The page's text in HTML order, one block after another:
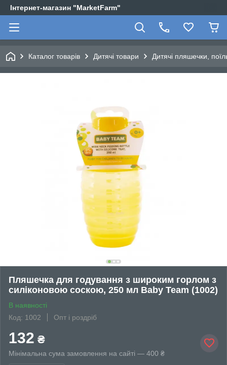
Інтернет-магазин "MarketFarm"
Каталог товарів Дитячі товари Дитячі пляшечки,
Пляшечка для годування з широким горлом з
силіконовою соскою, 250 мл Baby Team (1002)
В наявності
Код: 1002
Опт і роздріб
132 ₴
Мінімальна сума замовлення на сайті — 400 ₴